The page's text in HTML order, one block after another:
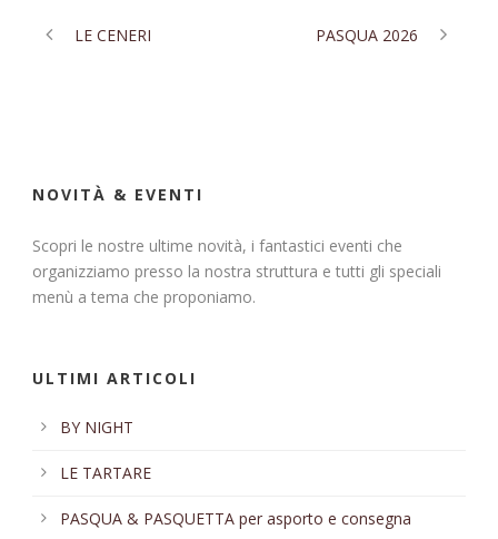
LE CENERI PASQUA 2026
NOVITÀ & EVENTI
Scopri le nostre ultime novità, i fantastici eventi che
organizziamo presso la nostra struttura e tutti gli speciali
menù a tema che proponiamo.
ULTIMI ARTICOLI
BY NIGHT
LE TARTARE
PASQUA & PASQUETTA per asporto e consegna